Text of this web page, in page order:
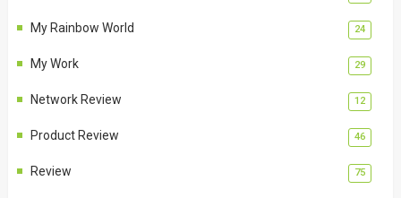
My Rainbow World 24
My Work 29
Network Review 12
Product Review 46
Review 75